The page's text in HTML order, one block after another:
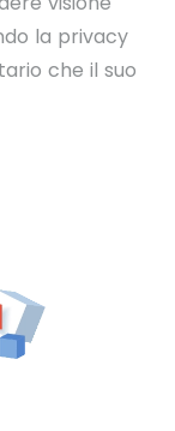
la privacy
che il suo